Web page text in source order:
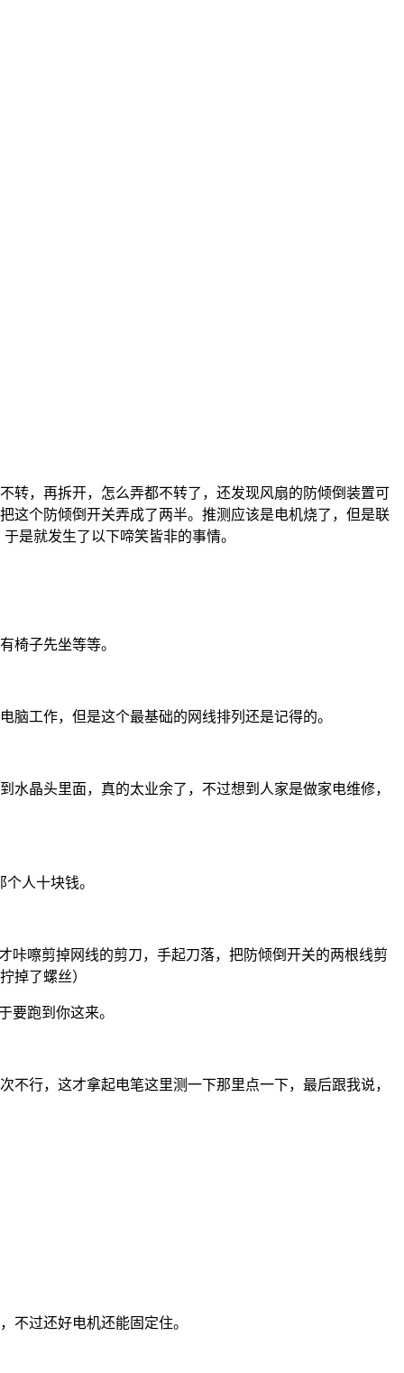
，再拆开，怎么弄都不转了，还发现风扇的防倾倒装置可
这个防倾倒开关弄成了两半。推测应该是电机烧了，但是联
是就发生了以下啼笑皆非的事情。
椅子先坐等等。
工作，但是这个最基础的网线排列还是记得的。
晶头里面，真的太业余了，不过想到人家是做家电维修，
人十块钱。
嚓剪掉网线的剪刀，手起刀落，把防倾倒开关的两根线剪
掉了螺丝）
跑到你这来。
行，这才拿起电笔这里测一下那里点一下，最后跟我说，
过还好电机还能固定住。